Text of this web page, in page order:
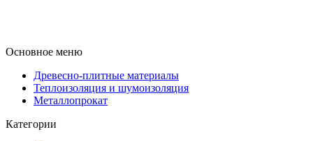
Основное меню
Древесно-плитные материалы
Теплоизоляция и шумоизоляция
Металлопрокат
Категории